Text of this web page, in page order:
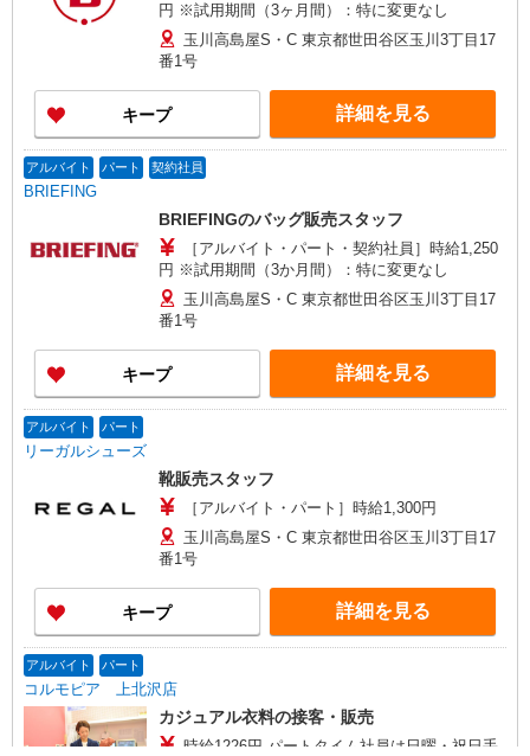
円 ※試用期間（3ヶ月間）：特に変更なし
玉川高島屋S・C 東京都世田谷区玉川3丁目17
番1号
キープ 詳細を見る
アルバイト パート 契約社員
BRIEFING
BRIEFINGのバッグ販売スタッフ
［アルバイト・パート・契約社員］時給1,250
円 ※試用期間（3か月間）：特に変更なし
玉川高島屋S・C 東京都世田谷区玉川3丁目17
番1号
キープ 詳細を見る
アルバイト パート
リーガルシューズ
靴販売スタッフ
［アルバイト・パート］時給1,300円
玉川高島屋S・C 東京都世田谷区玉川3丁目17
番1号
キープ 詳細を見る
アルバイト パート
コルモピア 上北沢店
カジュアル衣料の接客・販売
時給1226円 パートタイム社員は日曜・祝日手